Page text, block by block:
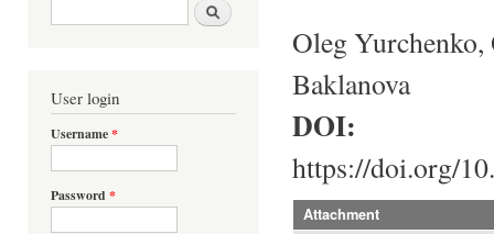
Search form Шукати
User login
Username*
Password *
Oleg
Baklanova
DOI:
https://doi.org/
Attachment